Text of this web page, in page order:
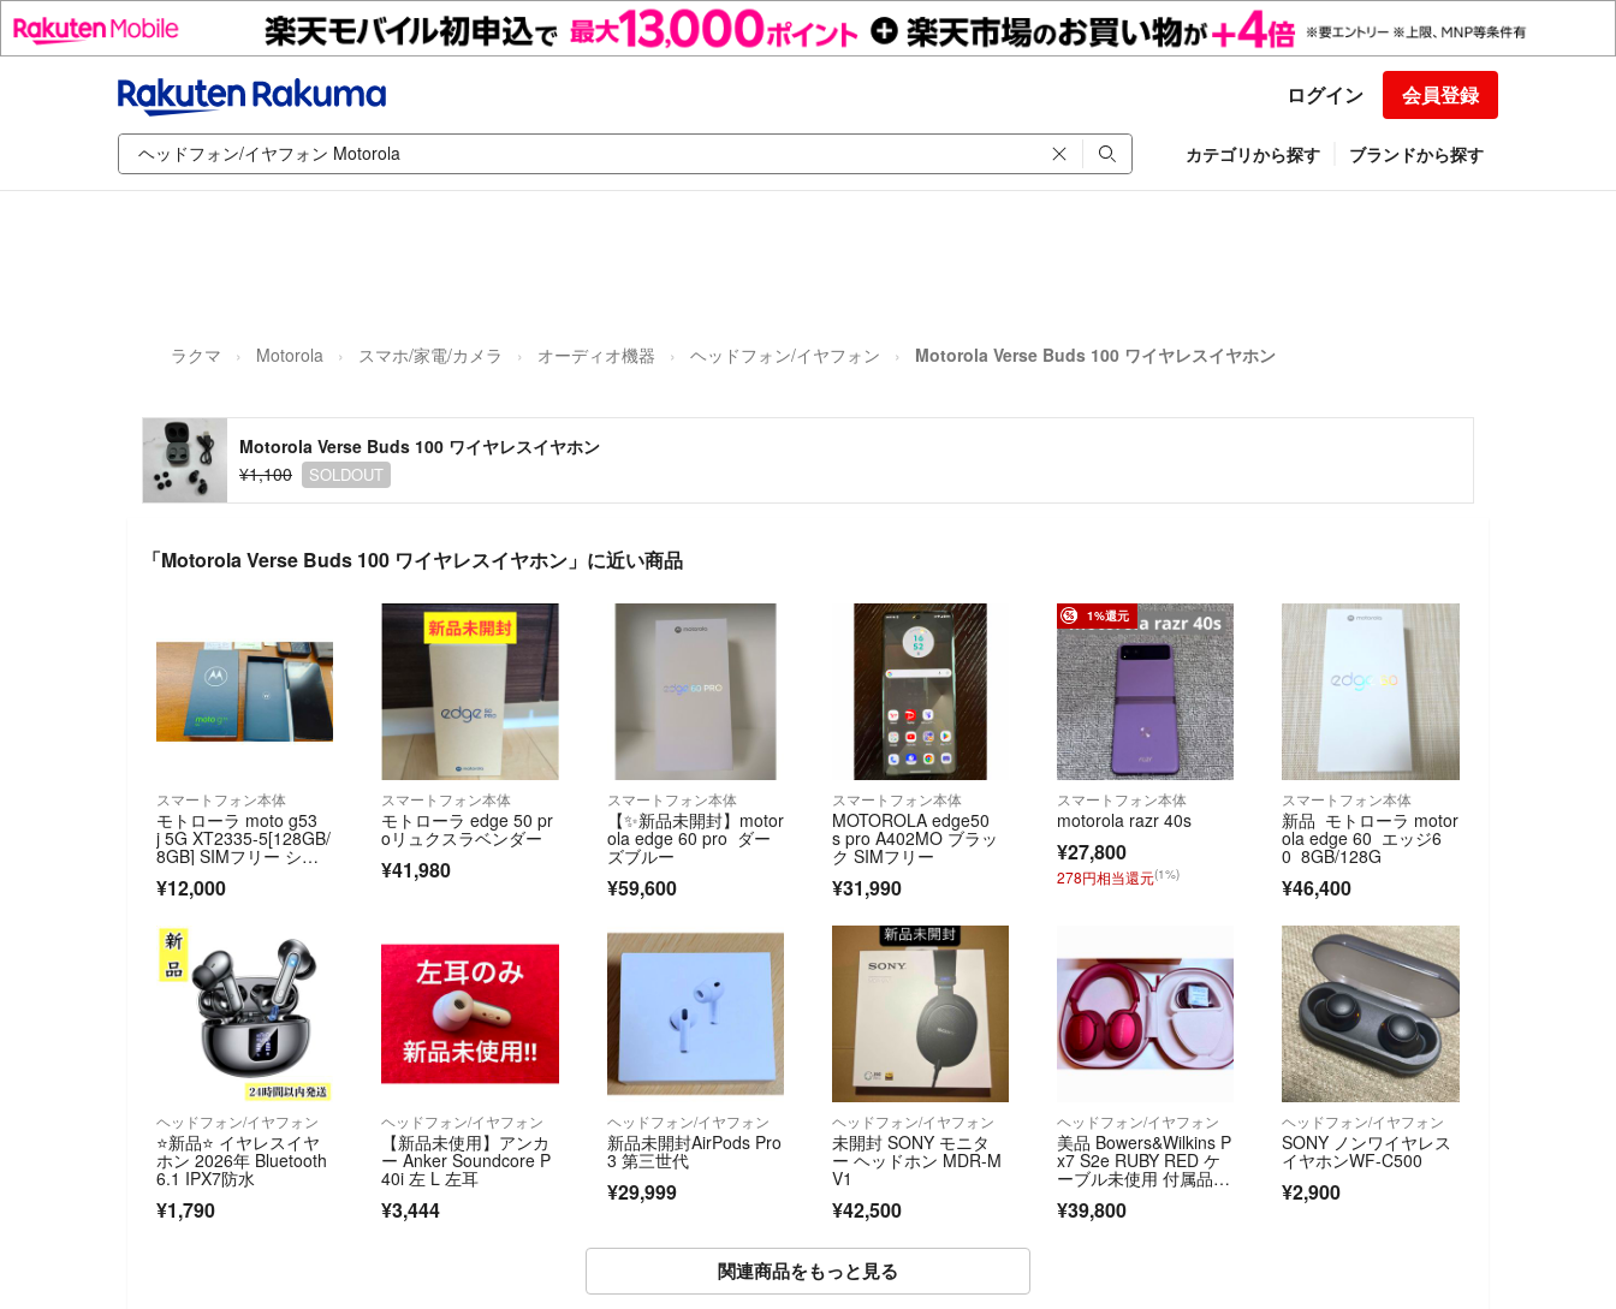
ログイン 会員登録
カテゴリから探す ブランドから探す
ラクマ Motorola スマホ/家電/カメラ オーディオ機器 ヘッドフォン/イヤフォン Motorola Verse Buds 100 ワイヤレスイヤホン
Motorola Verse Buds 100 ワイヤレスイヤホン
¥1,100
SOLDOUT
「Motorola Verse Buds 100 ワイヤレスイヤホン」に近い商品
スマートフォン本体
モトローラ moto g53
j 5G XT2335-5[128GB/
8GB] SIMフリー シル
¥12,000
スマートフォン本体
モトローラ edge 50 pr
oリュクスラベンダー
¥41,980
スマートフォン本体
【✨新品未開封】motor
ola edge 60 pro ダー
ズブルー
¥59,600
スマートフォン本体
MOTOROLA edge50
s pro A402MO ブラッ
ク SIMフリー
¥31,990
1%還元
スマートフォン本体
motorola razr 40s
¥27,800
278円相当還元(1%)
スマートフォン本体
新品 モトローラ motor
ola edge 60 エッジ6
0 8GB/128G
¥46,400
ヘッドフォン/イヤフォン
⭐️新品⭐️ イヤレスイヤ
ホン 2026年 Bluetooth
6.1 IPX7防水
¥1,790
ヘッドフォン/イヤフォン
【新品未使用】アンカ
ー Anker Soundcore P
40i 左 L 左耳
¥3,444
ヘッドフォン/イヤフォン
新品未開封AirPods Pro
3 第三世代
¥29,999
ヘッドフォン/イヤフォン
未開封 SONY モニタ
ー ヘッドホン MDR-M
V1
¥42,500
ヘッドフォン/イヤフォン
美品 Bowers&Wilkins P
x7 S2e RUBY RED ケ
ーブル未使用 付属品完
¥39,800
ヘッドフォン/イヤフォン
SONY ノンワイヤレス
イヤホンWF-C500
¥2,900
関連商品をもっと見る